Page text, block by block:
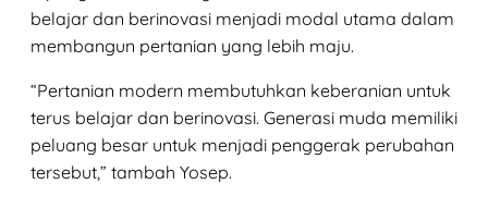
belajar dan berinovasi menjadi modal utama dalam
membangun pertanian yang lebih maju.
“Pertanian modern membutuhkan keberanian untuk
terus belajar dan berinovasi. Generasi muda memiliki
peluang besar untuk menjadi penggerak perubahan
tersebut,” tambah Yosep.